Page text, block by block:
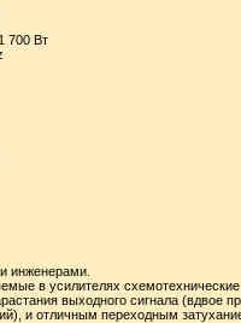
700 Вт
инженерами.
в усилителях
выходного сигнала (вдвое
и отличным переходным